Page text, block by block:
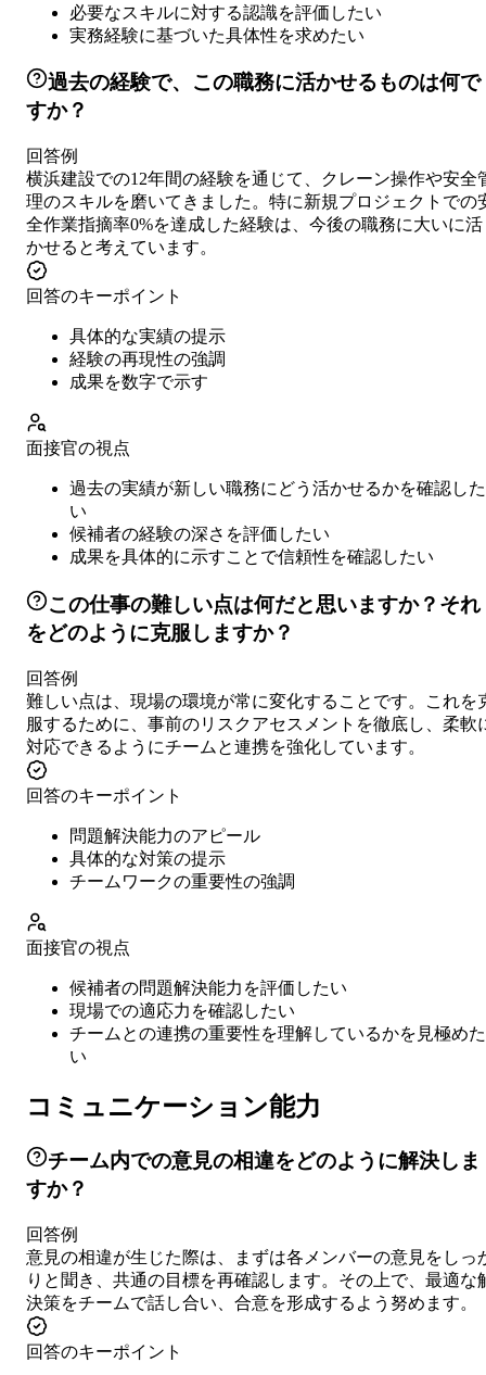
必要なスキルに対する認識を評価したい
実務経験に基づいた具体性を求めたい
過去の経験で、この職務に活かせるものは何で
すか？
回答例
横浜建設での12年間の経験を通じて、クレーン操作や安全
理のスキルを磨いてきました。特に新規プロジェクトでの
全作業指摘率0%を達成した経験は、今後の職務に大いに活
かせると考えています。
回答のキーポイント
具体的な実績の提示
経験の再現性の強調
成果を数字で示す
面接官の視点
過去の実績が新しい職務にどう活かせるかを確認した
い
候補者の経験の深さを評価したい
成果を具体的に示すことで信頼性を確認したい
この仕事の難しい点は何だと思いますか？それ
をどのように克服しますか？
回答例
難しい点は、現場の環境が常に変化することです。これを
服するために、事前のリスクアセスメントを徹底し、柔軟
対応できるようにチームと連携を強化しています。
回答のキーポイント
問題解決能力のアピール
具体的な対策の提示
チームワークの重要性の強調
面接官の視点
候補者の問題解決能力を評価したい
現場での適応力を確認したい
チームとの連携の重要性を理解しているかを見極めた
い
コミュニケーション能力
チーム内での意見の相違をどのように解決しま
すか？
回答例
意見の相違が生じた際は、まずは各メンバーの意見をしっ
りと聞き、共通の目標を再確認します。その上で、最適な
決策をチームで話し合い、合意を形成するよう努めます。
回答のキーポイント